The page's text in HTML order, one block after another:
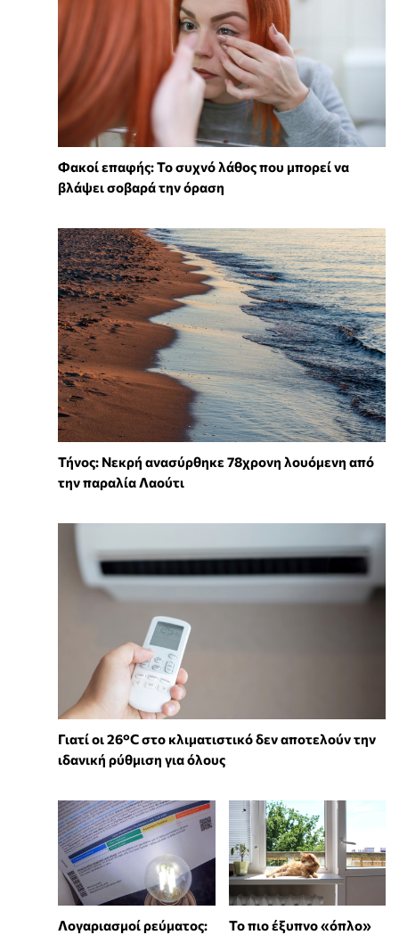
Φακοί επαφής: Το συχνό λάθος που μπορεί να
βλάψει σοβαρά την όραση
Τήνος: Νεκρή ανασύρθηκε 78χρονη λουόμενη από
την παραλία Λαούτι
Γιατί οι 26°C στο κλιματιστικό δεν αποτελούν την
ιδανική ρύθμιση για όλους
Λογαριασμοί ρεύματος:
To πιο έξυπνο «όπλο»